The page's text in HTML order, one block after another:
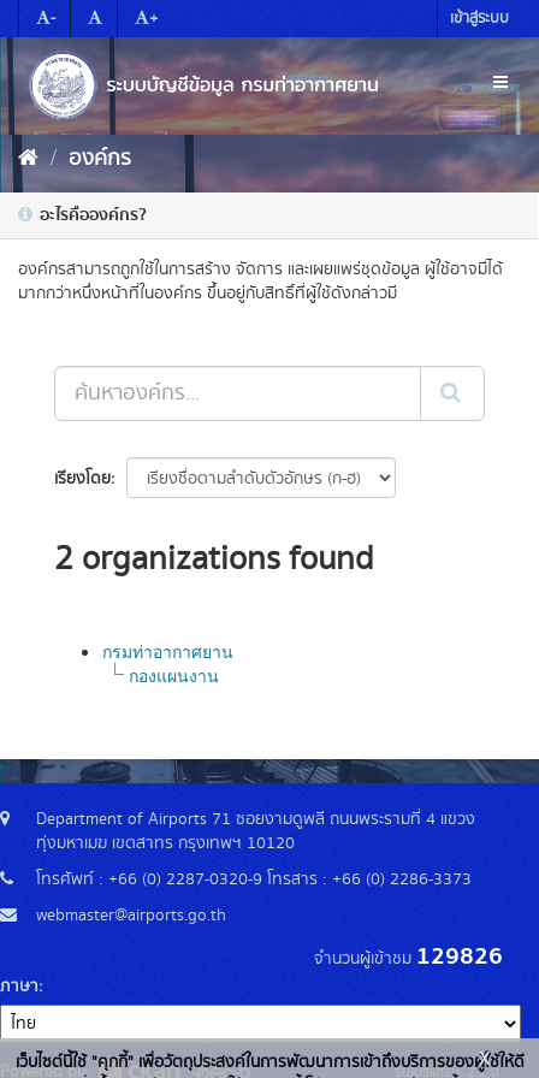
to
content
- + เข้าสู่ระบบ
องค์กร
อะไรคือองค์กร?
องค์กรสามารถถูกใช้ในการสร้าง จัดการ และเผยแพร่ชุดข้อมูล ผู้ใช้อาจมีได้
มากกว่าหนึ่งหน้าที่ในองค์กร ขึ้นอยู่กับสิทธิ์ที่ผู้ใช้ดังกล่าวมี
เรียงโดย
2 organizations found
กรมท่าอากาศยาน
กองแผนงาน
Department of Airports 71 ซอยงามดูพลี ถนนพระรามที่ 4 แขวง
ทุ่งมหาเมฆ เขตสาทร กรุงเทพฯ 10120
โทรศัพท์ : +66 (0) 2287-0320-9 โทรสาร : +66 (0) 2286-3373
webmaster@airports.go.th
จำนวนผู้เข้าชม 129826
ภาษา
Powered by: รุ่นโปรแกรม: 2.2.0
เว็บไซต์นี้ใช้ "คุกกี้" เพื่อวัตถุประสงค์ในการพัฒนาการเข้าถึงบริการของผู้ใช้ให้ดี
x